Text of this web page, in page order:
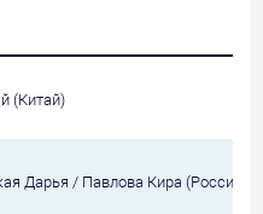
(Китай)
Дарья / Павлова Кира (Россия)